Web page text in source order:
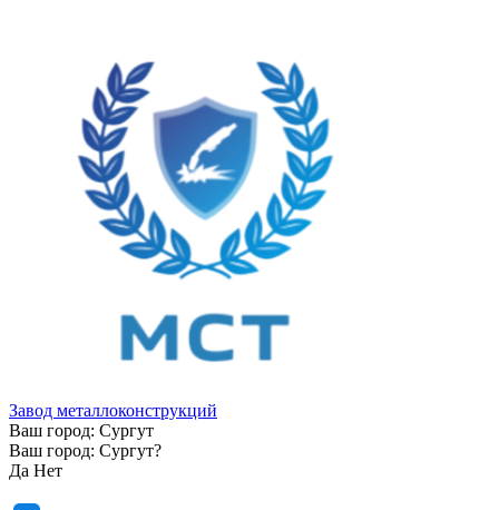
Завод металлоконструкций
Ваш город: Сургут
Ваш город: Сургут?
Да Нет